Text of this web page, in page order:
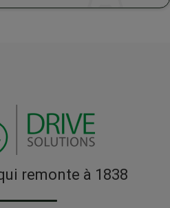
remonte à 1838